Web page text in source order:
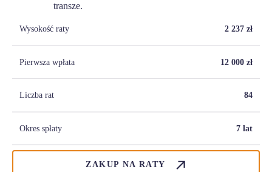
transze.
Wysokość raty 2 237 zł
Pierwsza wpłata 12 000 zł
Liczba rat 84
Okres spłaty 7 lat
ZAKUP NA RATY